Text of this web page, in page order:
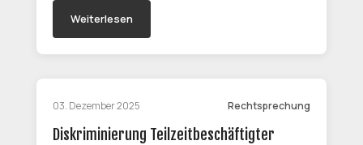
Weiterlesen
03. Dezember 2025 Rechtsprechung
Diskriminierung Teilzeitbeschäftigter